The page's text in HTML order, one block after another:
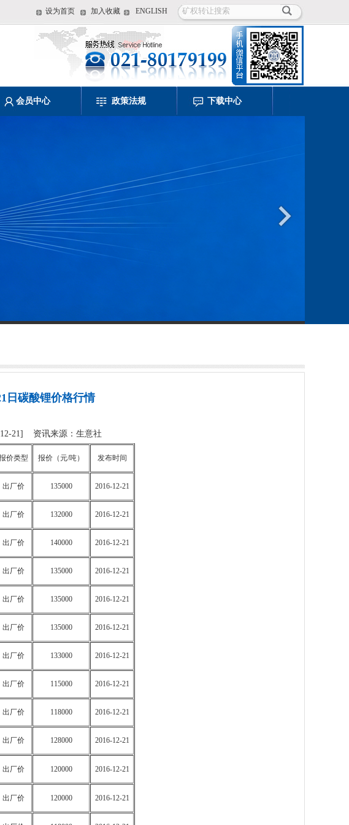
设为首页 加入收藏 ENGLISH
会员中心 政策法规 下载中心
日碳酸锂价格行情
12-21] 资讯来源：生意社
价类型 报价（元/吨） 发布时间
出厂价 135000 2016-12-21
出厂价 132000 2016-12-21
出厂价 140000 2016-12-21
出厂价 135000 2016-12-21
出厂价 135000 2016-12-21
出厂价 135000 2016-12-21
出厂价 133000 2016-12-21
出厂价 115000 2016-12-21
出厂价 118000 2016-12-21
出厂价 128000 2016-12-21
出厂价 120000 2016-12-21
出厂价 120000 2016-12-21